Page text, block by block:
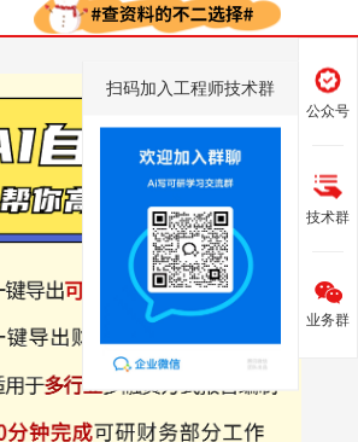
公众号
技术群
扫码加入工程师技术群
业务群